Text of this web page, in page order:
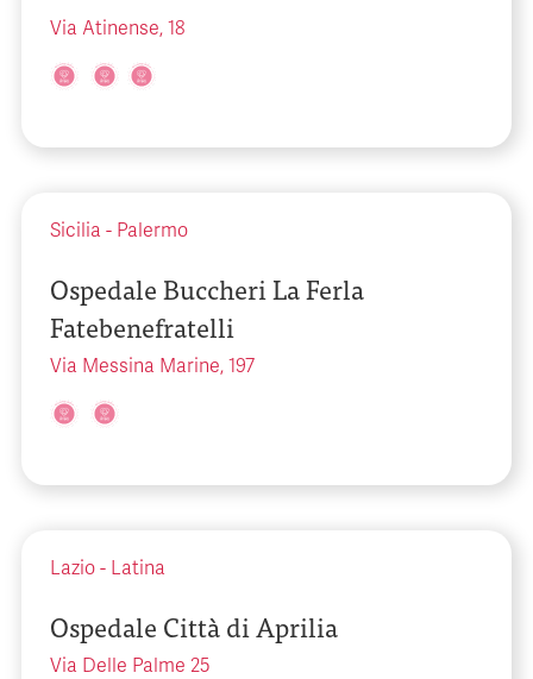
Via Atinense, 18
Sicilia - Palermo
Ospedale Buccheri La Ferla
Fatebenefratelli
Via Messina Marine, 197
Lazio - Latina
Ospedale Città di Aprilia
Via Delle Palme 25